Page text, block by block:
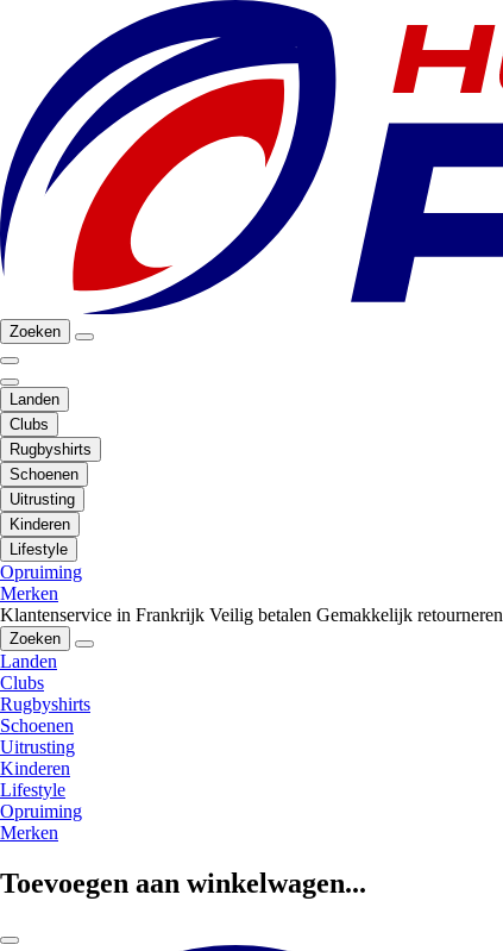
Zoeken
Landen
Clubs
Rugbyshirts
Schoenen
Uitrusting
Kinderen
Lifestyle
Opruiming
Merken
Klantenservice in Frankrijk Veilig betalen Gemakkelijk retourneren
Zoeken
Landen
Clubs
Rugbyshirts
Schoenen
Uitrusting
Kinderen
Lifestyle
Opruiming
Merken
Toevoegen aan winkelwagen...